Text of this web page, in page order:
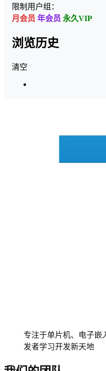
限制用户组：
月会员 年会员 永久VIP
浏览历史
清空
专注于单片机、电子嵌
发者学习开发新天地